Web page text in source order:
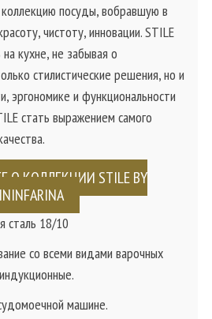
посуды, вобравшую в
чистоту, инновации. STILE
кухне, не забывая о
стилистические решения, но и
эргономике и функциональности
стать выражением самого
О КОЛЛЕКЦИИ STILE BY
сталь 18/10
со всеми видами варочных
машине.